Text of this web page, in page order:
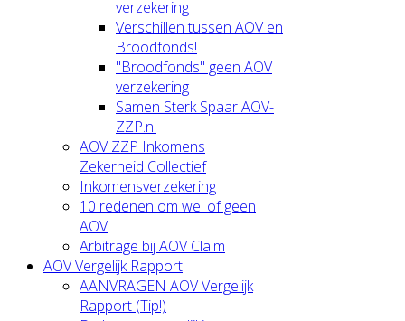
verzekering
Verschillen tussen AOV en
Broodfonds!
"Broodfonds" geen AOV
verzekering
Samen Sterk Spaar AOV-
ZZP.nl
AOV ZZP Inkomens
Zekerheid Collectief
Inkomensverzekering
10 redenen om wel of geen
AOV
Arbitrage bij AOV Claim
AOV Vergelijk Rapport
AANVRAGEN AOV Vergelijk
Rapport (Tip!)